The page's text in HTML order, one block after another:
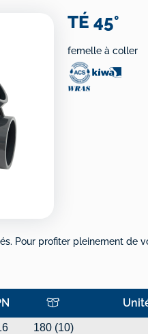
TÉ 45°
femelle à coller
Pour profiter pleinement de
180 (10)